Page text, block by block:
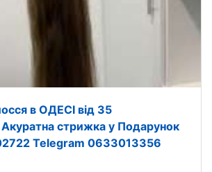
в ОДЕСІ від 35
Акуратна стрижка у Подарунок
Telegram 0633013356